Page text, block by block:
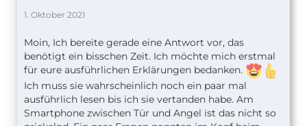
1. Oktober 2021
Moin, Ich bereite gerade eine Antwort vor, das
benötigt ein bisschen Zeit. Ich möchte mich erstmal
für eure ausführlichen Erklärungen bedanken.
Ich muss sie wahrscheinlich noch ein paar mal
ausführlich lesen bis ich sie vertanden habe. Am
Smartphone zwischen Tür und Angel ist das nicht so